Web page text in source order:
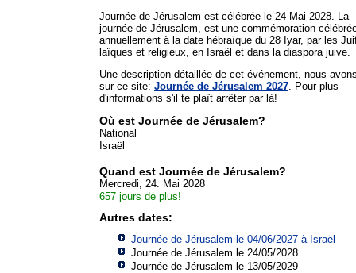
Journée de Jérusalem est célébrée le 24 Mai 2028. La
journée de Jérusalem, est une commémoration
annuellement à la date hébraïque du 28 Iyar, par les
laïques et religieux, en Israël et dans la diaspora juive.
Une description détaillée de cet événement, nous
sur ce site: Journée de Jérusalem 2027 . Pour plus
d'informations s'il te plaît arrêter par là!
Où est Journée de Jérusalem?
National
Israël
Quand est Journée de Jérusalem?
Mercredi, 24. Mai 2028
657 jours de plus!
Autres dates:
Journée de Jérusalem le 04/06/2027 à Israël
Journée de Jérusalem le 24/05/2028
Journée de Jérusalem le 13/05/2029